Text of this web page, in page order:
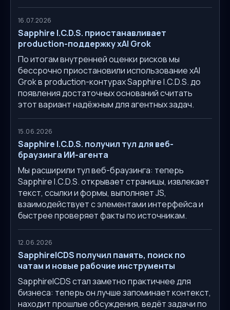
16.07.2026
Sapphire I.C.D.S. приостанавливает
production-поддержку xAI Grok
По итогам внутренней оценки рисков мы
бессрочно приостановили использование xAI
Grok в production-контурах Sapphire I.C.D.S. до
появления достаточных оснований считать
этот вариант надёжным для агентных задач.
15.06.2026
Sapphire I.C.D.S. получил тул для веб-
браузинга ИИ-агента
Мы расширили тул веб-браузинга: теперь
Sapphire I.C.D.S. открывает страницы, извлекает
текст, ссылки и формы, выполняет JS,
взаимодействует с элементами интерфейса и
быстрее проверяет факты по источникам.
12.06.2026
SapphireICDS получил память, поиск по
чатам и новые рабочие инструменты
SapphireICDS стал заметно практичнее для
бизнеса: теперь он лучше запоминает контекст,
находит прошлые обсуждения, ведёт задачи по